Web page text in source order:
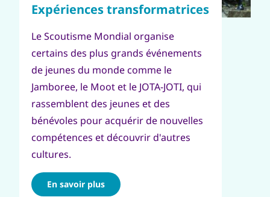
Le Scoutisme Mondial organise
certains des plus grands événements
de jeunes du monde comme le
Jamboree, le Moot et le JOTA-JOTI, qui
rassemblent des jeunes et des
bénévoles pour acquérir de nouvelles
compétences et découvrir d'autres
cultures.
En savoir plus